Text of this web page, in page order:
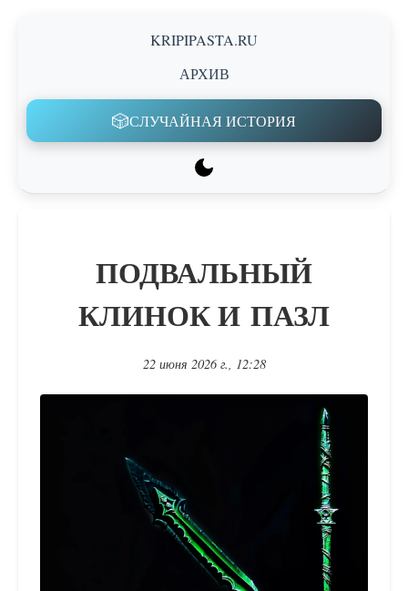
KRIPIPASTA.RU
АРХИВ
🎲СЛУЧАЙНАЯ ИСТОРИЯ
ПОДВАЛЬНЫЙ
КЛИНОК И ПАЗЛ
22 июня 2026 г., 12:28